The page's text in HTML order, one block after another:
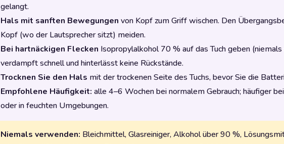
gelangt.
Hals mit sanften Bewegungen von Kopf zum Griff wischen. Den
Kopf (wo der Lautsprecher sitzt) meiden.
Bei hartnäckigen Flecken Isopropylalkohol 70 % auf das Tuch geben
verdampft schnell und hinterlässt keine Rückstände.
Trocknen Sie den Hals mit der trockenen Seite des Tuchs, bevor Sie die
Empfohlene Häufigkeit: alle 4–6 Wochen bei normalem Gebrauch; häufiger
oder in feuchten Umgebungen.
Niemals verwenden: Bleichmittel, Glasreiniger, Alkohol über 90 %,